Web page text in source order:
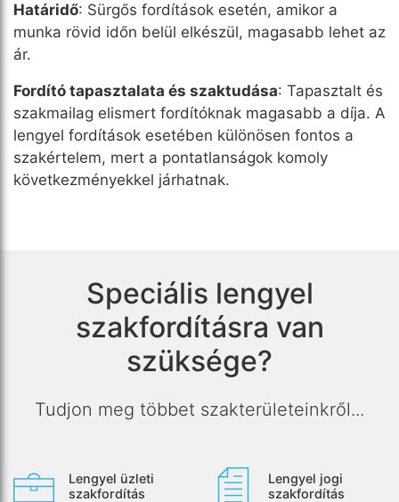
Határidő: Sürgős fordítások esetén, amikor a
munka rövid időn belül elkészül, magasabb lehet az
ár.
Fordító tapasztalata és szaktudása: Tapasztalt és
szakmailag elismert fordítóknak magasabb a díja. A
lengyel fordítások esetében különösen fontos a
szakértelem, mert a pontatlanságok komoly
következményekkel járhatnak.
Speciális lengyel
szakfordításra van
szüksége?
Tudjon meg többet szakterületeinkről...
Lengyel üzleti
szakfordítás
Lengyel jogi
szakfordítás